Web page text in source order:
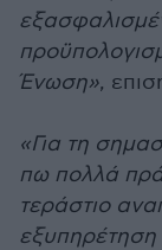
Ένωση»,
«Για τη
πω πολλά
τεράστιο
εξυπηρέτηση